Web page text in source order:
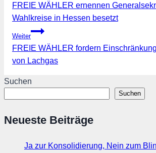
FREIE WÄHLER ernennen
Wahlkreise in Hessen besetzt
Weiter
FREIE WÄHLER fordern
von Lachgas
Suchen
Suchen
Neueste Beiträge
Ja zur Konsolidierung, Nein zum